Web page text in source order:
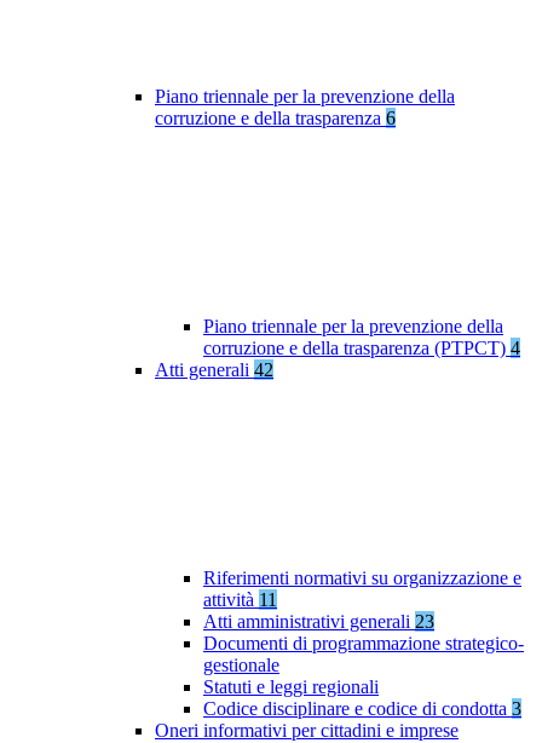
Piano triennale per la prevenzione della
corruzione e della trasparenza 6
Piano triennale per la prevenzione della
corruzione e della trasparenza (PTPCT) 4
Atti generali 42
Riferimenti normativi su organizzazione e
attività 11
Atti amministrativi generali 23
Documenti di programmazione strategico-
gestionale
Statuti e leggi regionali
Codice disciplinare e codice di condotta 3
Oneri informativi per cittadini e imprese